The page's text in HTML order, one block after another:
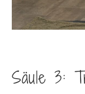
Säule 3: